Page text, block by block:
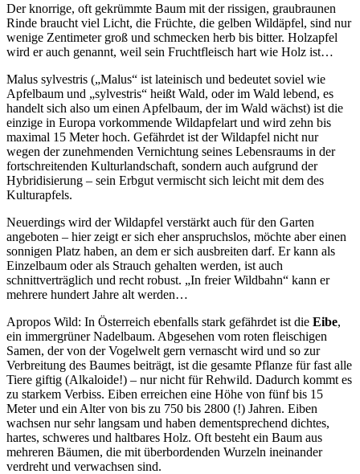
Der knorrige, oft gekrümmte Baum mit der rissigen, graubraunen
Rinde braucht viel Licht, die Früchte, die gelben Wildäpfel, sind nur
wenige Zentimeter groß und schmecken herb bis bitter. Holzapfel
wird er auch genannt, weil sein Fruchtfleisch hart wie Holz ist…
Malus sylvestris („Malus“ ist lateinisch und bedeutet soviel wie
Apfelbaum und „sylvestris“ heißt Wald, oder im Wald lebend, es
handelt sich also um einen Apfelbaum, der im Wald wächst) ist die
einzige in Europa vorkommende Wildapfelart und wird zehn bis
maximal 15 Meter hoch. Gefährdet ist der Wildapfel nicht nur
wegen der zunehmenden Vernichtung seines Lebensraums in der
fortschreitenden Kulturlandschaft, sondern auch aufgrund der
Hybridisierung – sein Erbgut vermischt sich leicht mit dem des
Kulturapfels.
Neuerdings wird der Wildapfel verstärkt auch für den Garten
angeboten – hier zeigt er sich eher anspruchslos, möchte aber einen
sonnigen Platz haben, an dem er sich ausbreiten darf. Er kann als
Einzelbaum oder als Strauch gehalten werden, ist auch
schnittverträglich und recht robust. „In freier Wildbahn“ kann er
mehrere hundert Jahre alt werden…
Apropos Wild: In Österreich ebenfalls stark gefährdet ist die Eibe,
ein immergrüner Nadelbaum. Abgesehen vom roten fleischigen
Samen, der von der Vogelwelt gern vernascht wird und so zur
Verbreitung des Baumes beiträgt, ist die gesamte Pflanze für fast alle
Tiere giftig (Alkaloide!) – nur nicht für Rehwild. Dadurch kommt es
zu starkem Verbiss. Eiben erreichen eine Höhe von fünf bis 15
Meter und ein Alter von bis zu 750 bis 2800 (!) Jahren. Eiben
wachsen nur sehr langsam und haben dementsprechend dichtes,
hartes, schweres und haltbares Holz. Oft besteht ein Baum aus
mehreren Bäumen, die mit überbordenden Wurzeln ineinander
verdreht und verwachsen sind.